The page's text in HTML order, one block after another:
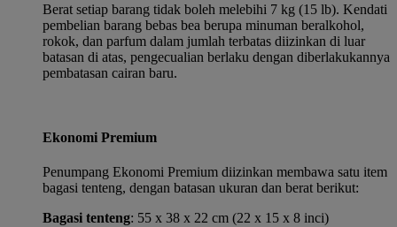
Berat setiap barang tidak boleh melebihi 7 kg (15 lb). Kendati
pembelian barang bebas bea berupa minuman beralkohol,
rokok, dan parfum dalam jumlah terbatas diizinkan di luar
batasan di atas, pengecualian berlaku dengan diberlakukannya
pembatasan cairan baru.
Ekonomi Premium
Penumpang Ekonomi Premium diizinkan membawa satu item
bagasi tenteng, dengan batasan ukuran dan berat berikut:
Bagasi tenteng: 55 x 38 x 22 cm (22 x 15 x 8 inci)